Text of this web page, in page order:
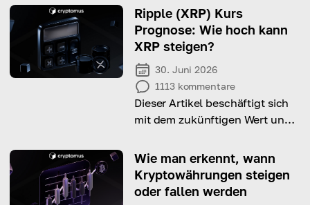
Zahlungen und die Nutzung
von Kryptowährungen in
diesem Prozess.
Ripple (XRP) Kurs
Prognose: Wie hoch kann
XRP steigen?
30. Juni 2026
1113 kommentare
Dieser Artikel beschäftigt sich
mit dem zukünftigen Wert und
von Ripple. Lesen Sie weiter,
um Expertenprognosen zu
erfahren!
Wie man erkennt, wann
Kryptowährungen steigen
oder fallen werden